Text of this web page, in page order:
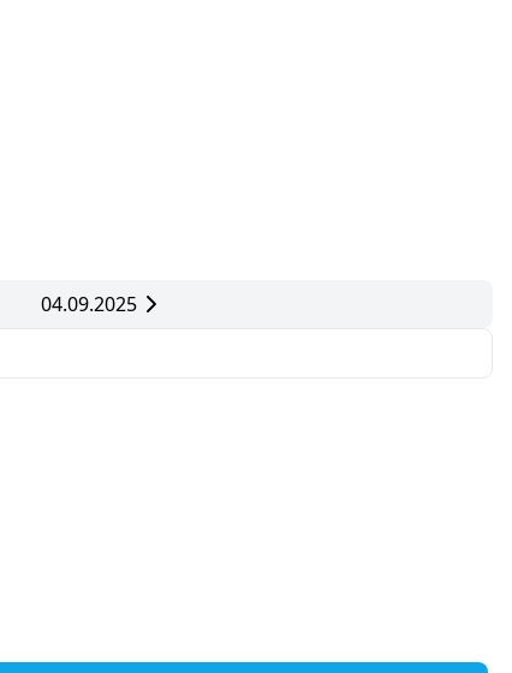
04.09.2025